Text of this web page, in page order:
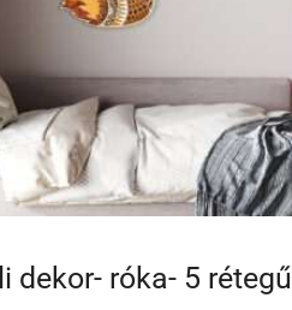
dekor- róka- 5 rétegű